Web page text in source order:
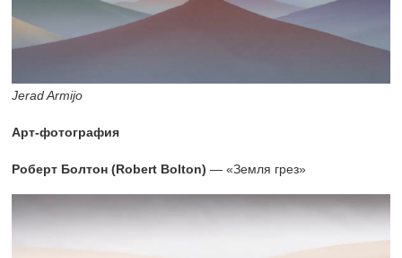
Jerad Armijo
Арт-фотография
Роберт Болтон (Robert Bolton) — «Земля грез»